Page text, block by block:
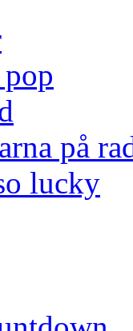
på
lucky